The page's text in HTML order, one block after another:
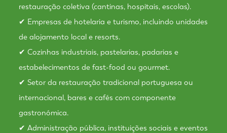
restauração coletiva (cantinas, hospitais, escolas).
✔ Empresas de hotelaria e turismo, incluindo unidades
de alojamento local e resorts.
✔ Cozinhas industriais, pastelarias, padarias e
estabelecimentos de fast-food ou gourmet.
✔ Setor da restauração tradicional portuguesa ou
internacional, bares e cafés com componente
gastronómica.
✔ Administração pública, instituições sociais e eventos